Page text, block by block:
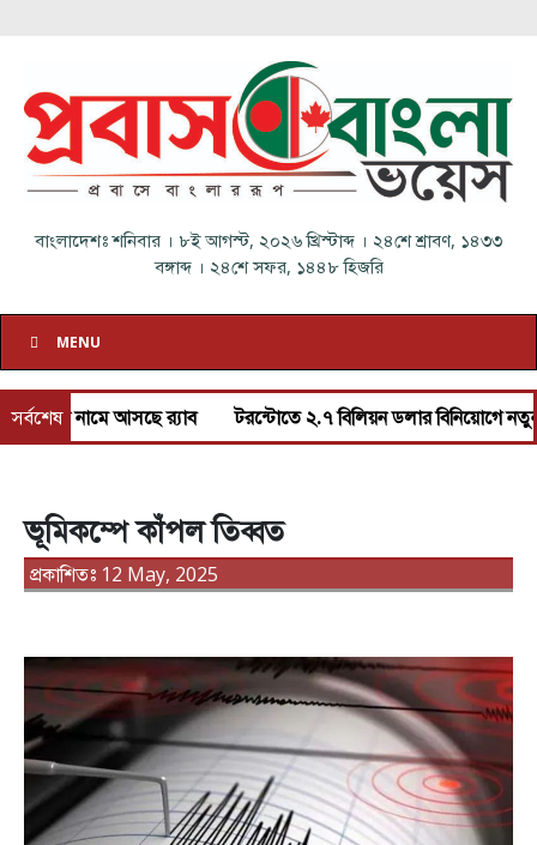
বাংলাদেশঃশনিবার । ৮ই আগস্ট, ২০২৬ খ্রিস্টাব্দ । ২৪শে শ্রাবণ, ১৪৩৩
বঙ্গাব্দ। ২৪শে সফর, ১৪৪৮ হিজরি
MENU
সর্বশেষআসছে র‌্যাব টরন্টোতে ২.৭ বিলিয়ন ডলার বিনিয়োগে নতুন ভাড়ার
ভূমিকম্পে কাঁপল তিব্বত
প্রকাশিতঃ 12 May, 2025